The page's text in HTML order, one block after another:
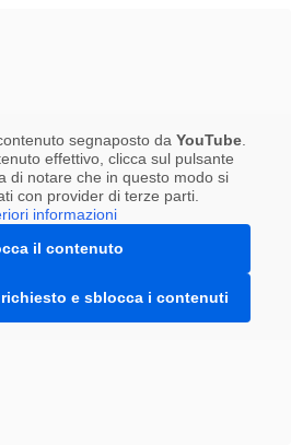
segnaposto da YouTube.
effettivo, clicca sul pulsante
di notare che in questo modo si
con provider di terze parti.
informazioni
il contenuto
e sblocca i contenuti